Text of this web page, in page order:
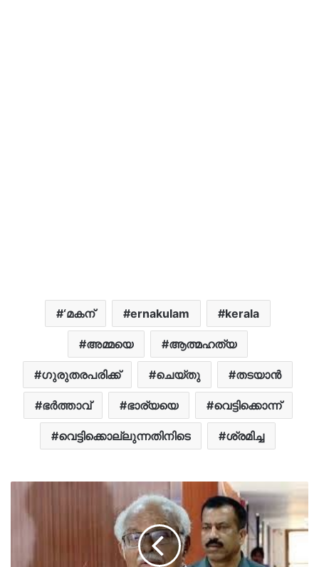
‘മകന് ernakulam kerala
അമ്മയെ ആത്മഹത്യ
ഗുരുതരപരിക്ക് ചെയ്തു തടയാൻ
ഭർത്താവ് ഭാര്യയെ വെട്ടിക്കൊന്ന്
വെട്ടിക്കൊല്ലുന്നതിനിടെ ശ്രമിച്ച